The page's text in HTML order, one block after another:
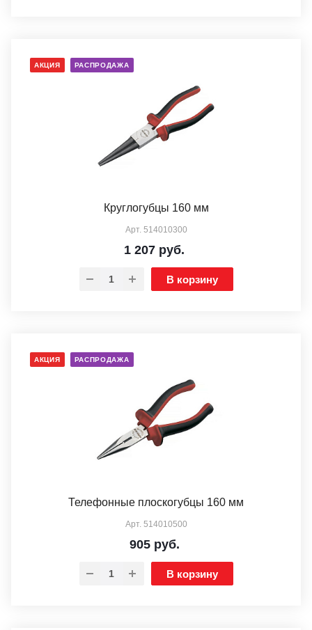
АКЦИЯ РАСПРОДАЖА
Круглогубцы 160 мм
Арт. 514010300
1 207 руб.
В корзину
АКЦИЯ РАСПРОДАЖА
Телефонные плоскогубцы 160 мм
Арт. 514010500
905 руб.
В корзину